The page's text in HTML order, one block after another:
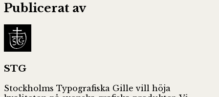
Publicerat av
STG
Stockholms Typografiska Gille vill höja